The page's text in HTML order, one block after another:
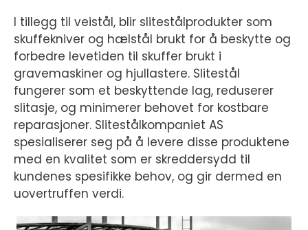
I tillegg til veistål, blir slitestålprodukter som
skuffekniver og hælstål brukt for å beskytte og
forbedre levetiden til skuffer brukt i
gravemaskiner og hjullastere. Slitestål
fungerer som et beskyttende lag, reduserer
slitasje, og minimerer behovet for kostbare
reparasjoner. Slitestålkompaniet AS
spesialiserer seg på å levere disse produktene
med en kvalitet som er skreddersydd til
kundenes spesifikke behov, og gir dermed en
uovertruffen verdi.